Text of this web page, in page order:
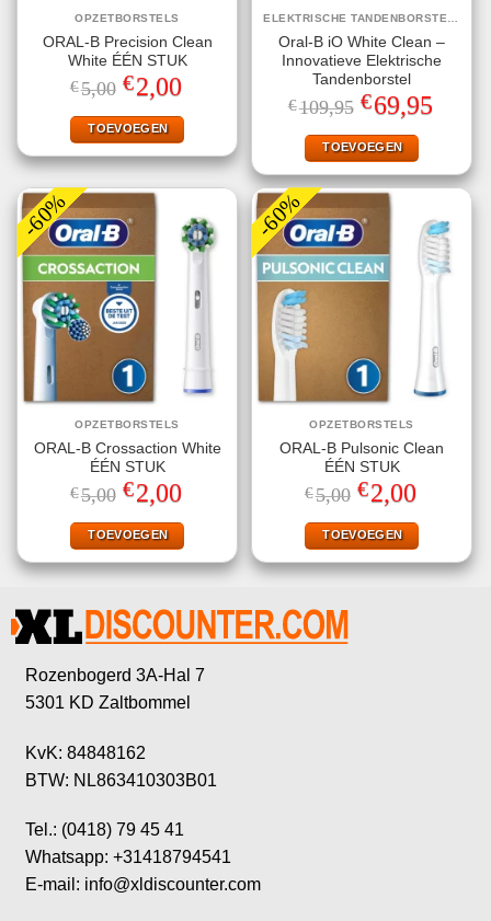
OPZETBORSTELS
ORAL-B Precision Clean
White ÉÉN STUK
€5,00 Oorspronkelijke
prijs
was:
€5,00.
€2,00
is:
€2,00.
TOEVOEGEN
Oral-B iO White Clean –
Innovatieve Elektrische
Tandenborstel
€109,95 Oorspronkelijke
prijs
was:
€109,95.
€69,95
TOEVOEGEN
-60%
OPZETBORSTELS
ORAL-B Crossaction White
ÉÉN STUK
€5,00 Oorspronkelijke
prijs
was:
€5,00.
€2,00
is:
€2,00.
TOEVOEGEN
-60%
OPZETBORSTELS
ORAL-B Pulsonic Clean
ÉÉN STUK
€5,00 Oorspronkelijke
prijs
was:
€5,00.
€2,00
is:
€2,00.
TOEVOEGEN
Rozenbogerd 3A-Hal 7
5301 KD Zaltbommel
KvK: 84848162
BTW: NL863410303B01
Tel.: (0418) 79 45 41
Whatsapp: +31418794541
E-mail: info@xldiscounter.com